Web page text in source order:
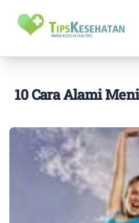
10 Cara Alami